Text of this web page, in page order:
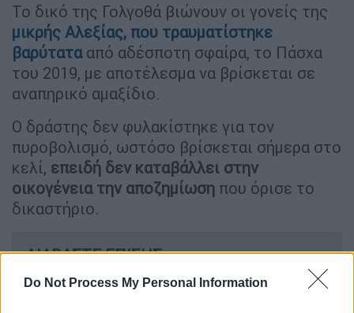
Do Not Process My Personal Information
Το δικό της Γολγοθά βιώνουν οι γονείς της
μικρής Αλεξίας, που τραυματίστηκε
βαρύτατααπό αδέσποτη σφαίρα, το Πάσχα
του 2019, με αποτέλεσμα να βρίσκεται σε
αναπηρικό αμαξίδιο.
Ο δράστης δεν φυλακίστηκε για τον
πυροβολισμό, ωστόσο βρίσκεται σήμερα στο
κελί, επειδή δεν καταβάλλει στην
οικογένεια την αποζημίωση που όρισε το
δικαστήριο.
ΔΙΑΒΑΣΤΕ ΕΠΙΣΗΣ
Ελλάδα|24.04.2026 20:14